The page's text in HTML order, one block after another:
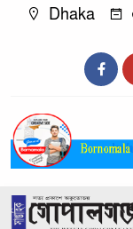
Dhaka